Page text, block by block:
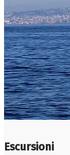
Escursioni